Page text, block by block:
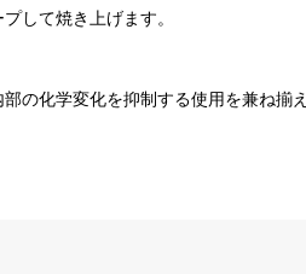
して焼き上げます。
の化学変化を抑制する使用を兼ね揃え